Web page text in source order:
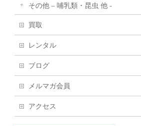
その他 – 哺乳類・昆虫 他 -
買取
レンタル
ブログ
メルマガ会員
アクセス